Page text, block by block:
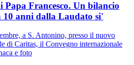
Papa Francesco. Un bilancio
10 anni dalla Laudato si'
a S. Antonino, presso il nuovo
di Caritas, il Convegno internazionale
e foto